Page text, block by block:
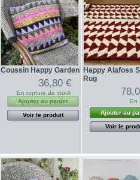
Coussin Happy Garden
36,80 €
En rupture de stock
Ajouter au panier
Voir le produit
Happy Alafoss
Rug
En
Ajouter au
Voir le